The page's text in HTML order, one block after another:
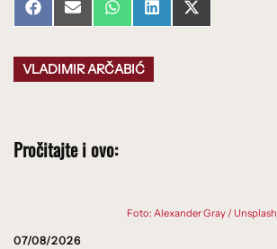
Share
on
FacebookShare
on
Email Share
on
WhatsAppShare
on
LinkedInShare
on
X
(Twitter)
VLADIMIR ARČABIĆ
Pročitajte i ovo:
Foto: Alexander Gray / Unsplash
07/08/2026